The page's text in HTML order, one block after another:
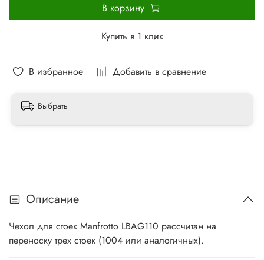
В корзину
Купить в 1 клик
В избранное Добавить в сравнение
Выбрать
Описание
Чехол для стоек Manfrotto LBAG110 рассчитан на
переноску трех стоек (1004 или аналогичных).